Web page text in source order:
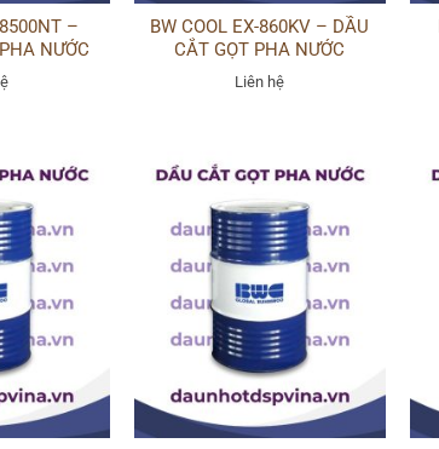
–
NƯỚC
BW COOL EX-860KV – DẦU
CẮT GỌT PHA NƯỚC
Liên hệ